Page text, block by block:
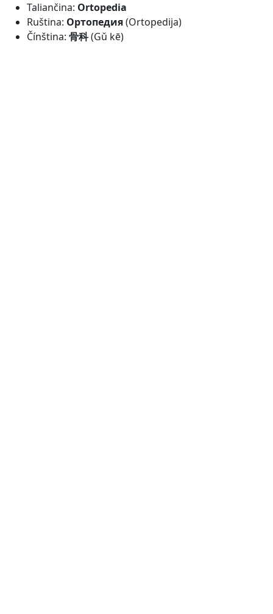
Taliančina: Ortopedia
Ruština: Ортопедия(Ortopedija)
Čínština: 骨科(Gǔ kē)